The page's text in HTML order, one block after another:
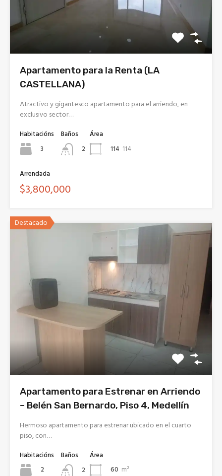
Apartamento para la Renta (LA
CASTELLANA)
Atractivo y gigantesco apartamento para el arriendo, en
exclusivo sector…
Habitacións
3
Baños
2
Área
114 114
Arrendada
$3,800,000
Destacado
Apartamento para Estrenar en Arriendo
– Belén San Bernardo, Piso 4, Medellín
Hermoso apartamento para estrenar ubicado en el cuarto
piso, con…
Habitacións
2
Baños
2
Área
60 m²